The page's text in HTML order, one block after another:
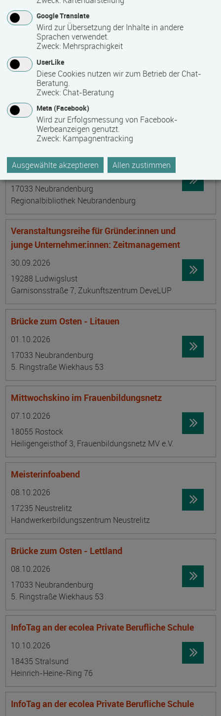
Datum:
23.09.2026
Ortsangabe
19288 Ludwigslust
Garnisonsstraße 7, Zukunftszentrum DeveLUP
Speed-Up - Unternehmer daten Gründer:innen
Datum:
24.09.2026
Ortsangabe
19288 Ludwigslust
Garnisonsstraße 7, Zukunftszentrum DeveLUP
Philosophischer Gesprächskreis
Datum:
28.09.2026
Ortsangabe
17033 Neubrandenburg
Regionalbibliothek Neubrandenburg
Veranstaltungsreihe für Gründer:innen und
junge Unternehmer:innen: Zeitmanagement
30.09.2026
19288 Ludwigslust
Garnisonsstraße 7, Zukunftszentrum DeveLUP
Brücke zum Osten - Litauen
01.10.2026
17033 Neubrandenburg
5. Ringstraße Wiekhaus 53
Mittwochskino im Frauenbildungsnetz
07.10.2026
18055 Rostock
Heiligengeisthof 3, Frauenbildungsnetz MV e.V.
Meisterinfoabend
08.10.2026
17235 Neustrelitz
Handwerkerbildungszentrum Neustrelitz
Brücke zum Osten - Lettland
08.10.2026
17033 Neubrandenburg
5. Ringstraße Wiekhaus 53
InfoTag an der ecolea Private Berufliche Schule
10.10.2026
18435 Stralsund
Heinrich-Heine-Ring 76
InfoTag an der ecolea Private Berufliche Schule
Google Translate
Wird zur Übersetzung der Inhalte in andere
Sprachen verwendet.
Zweck: Mehrsprachigkeit
UserLike
Diese Cookies nutzen wir zum Betrieb der Chat-
Beratung.
Zweck: Chat-Beratung
Meta (Facebook)
Wird zur Erfolgsmessung von Facebook-
Werbeanzeigen genutzt.
Zweck: Kampagnentracking
Ausgewählte akzeptieren Allen zustimmen